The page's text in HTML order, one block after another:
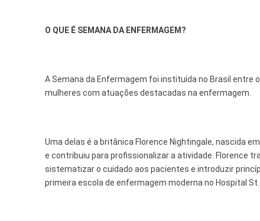
O QUE É SEMANA DA ENFERMAGEM?
A Semana da Enfermagem foi instituída no Brasil entre
mulheres com atuações destacadas na enfermagem.
Uma delas é a britânica Florence Nightingale, nascida
e contribuiu para profissionalizar a atividade. Florence
sistematizar o cuidado aos pacientes e introduzir
primeira escola de enfermagem moderna no Hospital